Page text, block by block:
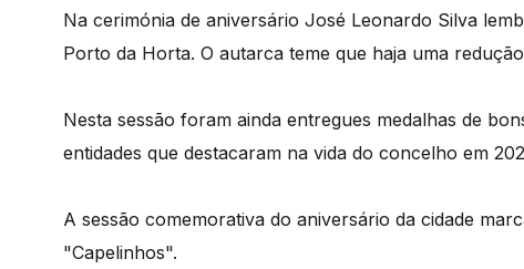
Na cerimónia de aniversário José Leonardo Silva
Porto da Horta. O autarca teme que haja uma
Nesta sessão foram ainda entregues medalhas de
entidades que destacaram na vida do concelho em
A sessão comemorativa do aniversário da cidade
"Capelinhos".